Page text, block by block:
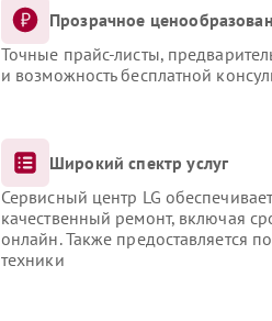
Прозрачное
Точные прайс-листы,
и возможность бесплатной
Широкий спектр услуг
Сервисный центр LG
качественный ремонт, включая
онлайн. Также предоставляется
техники